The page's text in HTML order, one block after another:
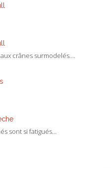
crânes surmodelés....
sont si fatigués...